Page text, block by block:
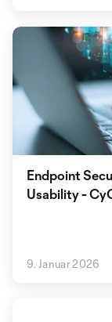
Endpoint
9. Januar 2026